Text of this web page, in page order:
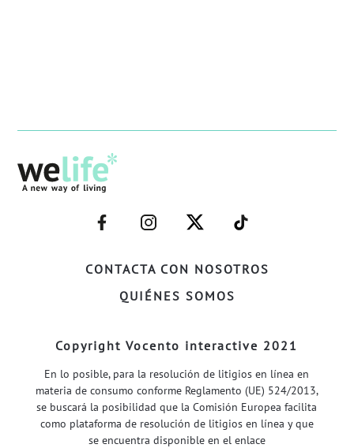
CONTACTA CON NOSOTROS
QUIÉNES SOMOS
–
FACEBOOK–
–
INSTAGRAM–
–
TWITTER–
–
WELIFE–
Copyright Vocento interactive 2021
En lo posible, para la resolución de litigios en línea en
materia de consumo conforme Reglamento (UE) 524/2013,
se buscará la posibilidad que la Comisión Europea facilita
como plataforma de resolución de litigios en línea y que
se encuentra disponible en el enlace